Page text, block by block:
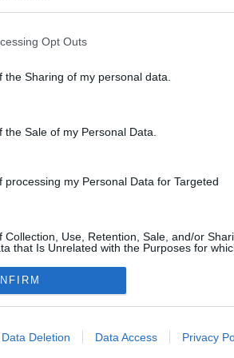
Opt Outs
the Sharing of my personal data.
the Sale of my Personal Data.
processing my Personal Data for Targeted
Collection, Use, Retention, Sale, and/or
that Is Unrelated with the Purposes for
to enable storage related to advertising
Data Deletion Data Access Privacy
"eszteres".
által Big Band-re hangszerelt dal,